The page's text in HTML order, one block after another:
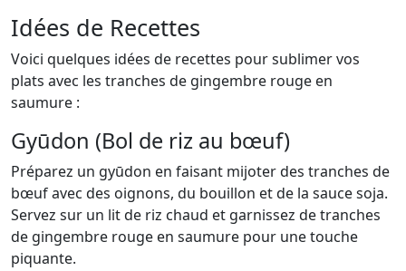
Idées de Recettes
Voici quelques idées de recettes pour sublimer vos
plats avec les tranches de gingembre rouge en
saumure :
Gyūdon (Bol de riz au bœuf)
Préparez un gyūdon en faisant mijoter des tranches de
bœuf avec des oignons, du bouillon et de la sauce soja.
Servez sur un lit de riz chaud et garnissez de tranches
de gingembre rouge en saumure pour une touche
piquante.